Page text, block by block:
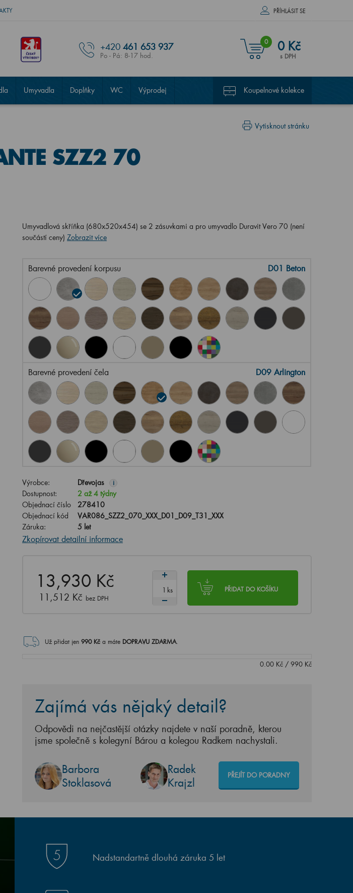
PŘÍHLÁSIT SE
+420 461 653 937
Po - Pá: 8-17 hod.
0 0 Kč
s DPH
Umyvadla Doplňky WC Výprodej Koupelnové kolekce
Vytisknout stránku
SZZ2 70
Umyvadlová skříňka (680x520x454) se 2 zásuvkami a pro umyvadlo Duravit Vero 70 (není
součástí ceny) Zobrazit více
Barevné provedení korpusu D01 Beton
Barevné provedení čela D09 Arlington
Výrobce: Dřevojas i
Dostupnost:
2 až 4 týdny
Objednací číslo
278410
Objednací kód
VAR086_SZZ2_070_XXX_D01_D09_T31_XXX
Záruka:
5 let
Zkopírovat detailní informace
13,930 Kč
11,512 Kč bez DPH
PŘIDAT DO KOŠÍKU
ks
Už přidat jen 990Kč a máte DOPRAVU ZDARMA.
0.00Kč/ 990Kč
Zajímá vás nějaký detail?
Odpovědi na nejčastější otázky najdete v naší poradně, kterou
jsme společně s kolegyní Bárou a kolegou Radkem nachystali.
Barbora
Stoklasová
Radek
Krajzl
PŘEJÍT DO PORADNY
Nadstandartně dlouhá záruka 5 let